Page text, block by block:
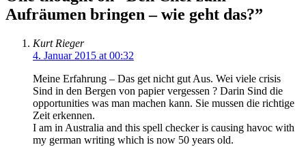
Aufräumen bringen – wie geht das?”
Kurt Rieger
4. Januar 2015 at 00:32
Meine Erfahrung – Das get nicht gut Aus. Wei viele crisis
Sind in den Bergen von papier vergessen ? Darin Sind die
opportunities was man machen kann. Sie mussen die richtige
Zeit erkennen.
I am in Australia and this spell checker is causing havoc with
my german writing which is now 50 years old.